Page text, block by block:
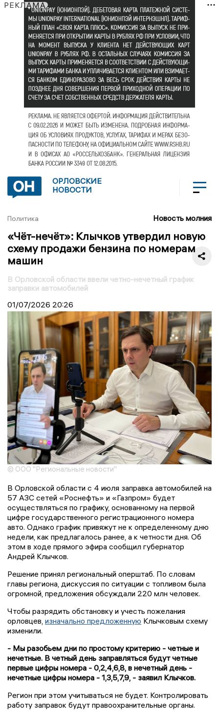
РЕКЛАМА
ОРЛОВСКИЕ
НОВОСТИ
Политика Новость молния
«Чёт-нечёт»: Клычков утвердил новую
схему продажи бензина по номерам
машин
В Орловской области ввели четно-нечетный график
заправки автомобилей
01/07/2026 20:26
© ООО "Региональные новости"
В Орловской области с 4 июля заправка автомобилей на
57 АЗС сетей «Роснефть» и «Газпром» будет
осуществляться по графику, основанному на первой
цифре государственного регистрационного номера
авто. Однако график привяжут не к определенному дню
недели, как предлагалось ранее, а к четности дня. Об
этом в ходе прямого эфира сообщил губернатор
Андрей Клычков.
Решение принял региональный оперштаб. По словам
главы региона, дискуссия по ситуации с топливом была
огромной, предложения обсуждали 220 млн человек.
Чтобы разрядить обстановку и учесть пожелания
орловцев, изначально предложенную Клычковым схему
изменили.
- Мы разобьем дни по простому критерию - четные и
нечетные. В четный день заправляться будут четные
первые цифры номера - 0,2,4,6,8, в нечетный день -
нечетные цифры номера - 1,3,5,7,9, - заявил Клычков.
Регион при этом учитываться не будет. Контролировать
работу заправок будут правоохранительные органы.